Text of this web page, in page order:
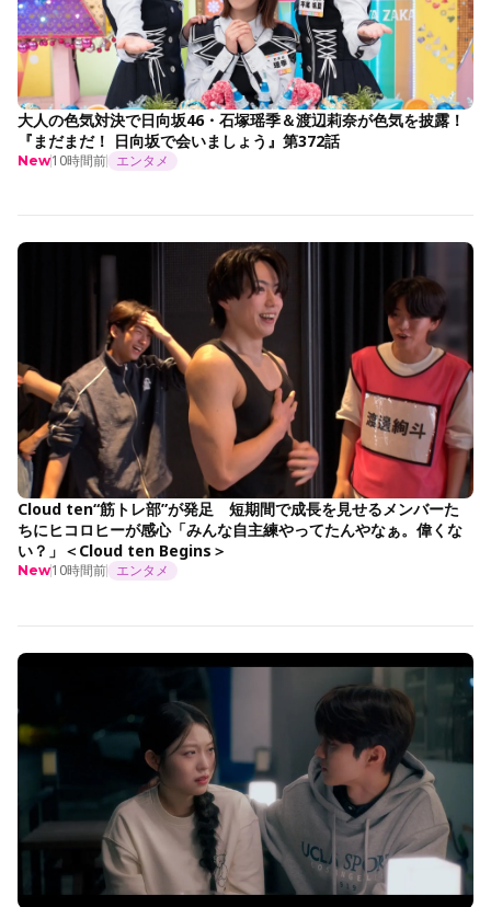
大人の色気対決で日向坂46・石塚瑶季＆渡辺莉奈が色気を披露！
『まだまだ！ 日向坂で会いましょう』第372話
New10時間前 エンタメ
Cloud ten“筋トレ部”が発足 短期間で成長を見せるメンバーた
ちにヒコロヒーが感心「みんな自主練やってたんやなぁ。偉くな
い？」＜Cloud ten Begins＞
New10時間前 エンタメ